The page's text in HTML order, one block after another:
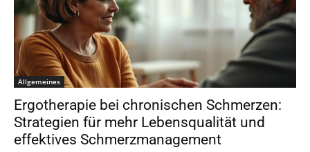
Allgemeines
Ergotherapie bei chronischen Schmerzen:
Strategien für mehr Lebensqualität und
effektives Schmerzmanagement